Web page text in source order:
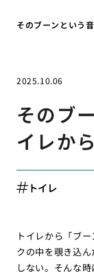
そのブーンという
2025.10.06
そのブ
イレか
トイレ
トイレから「ブ
クの中を覗き込
しない。そんな